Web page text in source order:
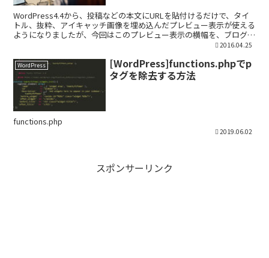
WordPress4.4から、投稿などの本文にURLを貼付けるだけで、タイ
トル、抜粋、アイキャッチ画像を埋め込んだプレビュー表示が使える
ようになりましたが、今回はこのプレビュー表示の横幅を、ブログの
2016.04.25
WordPress
[WordPress]functions.phpでp
タグを除去する方法
functions.php
2019.06.02
スポンサーリンク